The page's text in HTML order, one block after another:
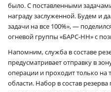
было. С поставленными
награду заслуженной. Будем и
задачи на все 100%», —
огневой группы «БАРС-НН» с
Напомним, служба в составе
предусматривает отправку в
операции и проходит только
области. Набор в состав